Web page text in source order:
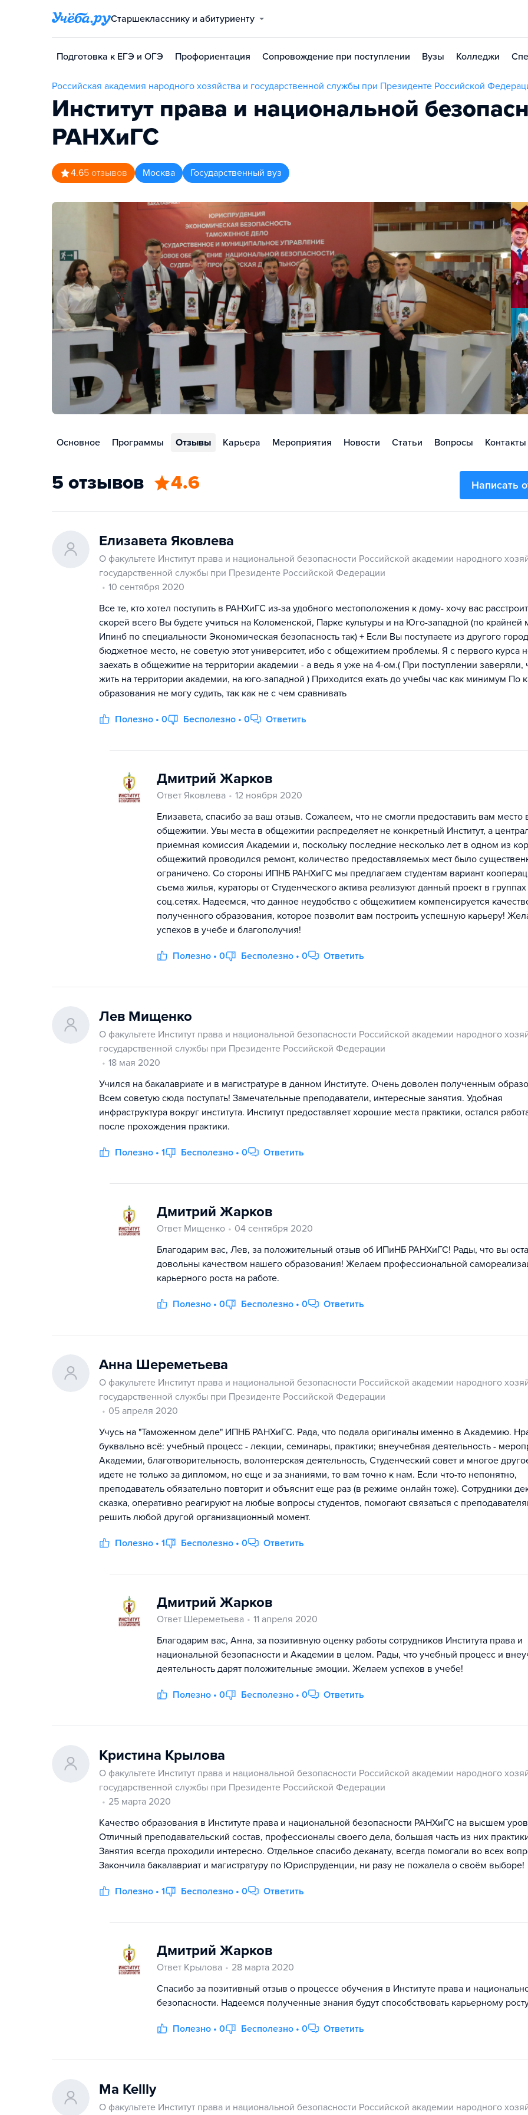
Старшекласснику и абитуриенту
Подготовка к ЕГЭ и ОГЭ Профориентация Сопровождение при поступлении Вузы Колледжи
Российская академия народного хозяйства и государственной службы при Президенте Российской
Институт права и национальной
РАНХиГС
4.65 отзывов Москва Государственный вуз
Основное Программы Отзывы Карьера Мероприятия Новости Статьи Вопросы Контакты
5 отзывов 4.6 Написать
Елизавета Яковлева
О факультете Институт права и национальной безопасности Российской академии народного
государственной службы при Президенте Российской Федерации
10 сентября 2020
Все те, кто хотел поступить в РАНХиГС из-за удобного местоположения к дому- хочу вас
скорей всего Вы будете учиться на Коломенской, Парке культуры и на Юго-западной (по крайней
Ипинб по специальности Экономическая безопасность так) + Если Вы поступаете из другого
бюджетное место, не советую этот университет, ибо с общежитием проблемы. Я с первого курса
заехать в общежитие на территории академии - а ведь я уже на 4-ом.( При поступлении заверяли,
жить на территории академии, на юго-западной ) Приходится ехать до учебы час как минимум По
образования не могу судить, так как не с чем сравнивать
Полезно • 0 Бесполезно • 0 Ответить
Дмитрий Жарков
Ответ Яковлева
12 ноября 2020
Елизавета, спасибо за ваш отзыв. Сожалеем, что не смогли предоставить вам место
общежитии. Увы места в общежитии распределяет не конкретный Институт, а
приемная комиссия Академии и, поскольку последние несколько лет в одном из
общежитий проводился ремонт, количество предоставляемых мест было
ограничено. Со стороны ИПНБ РАНХиГС мы предлагаем студентам вариант
съема жилья, кураторы от Студенческого актива реализуют данный проект в
соц.сетях. Надеемся, что данное неудобство с общежитием компенсируется
полученного образования, которое позволит вам построить успешную карьеру!
успехов в учебе и благополучия!
Полезно • 0 Бесполезно • 0 Ответить
Лев Мищенко
О факультете Институт права и национальной безопасности Российской академии народного
государственной службы при Президенте Российской Федерации
18 мая 2020
Учился на бакалавриате и в магистратуре в данном Институте. Очень доволен полученным
Всем советую сюда поступать! Замечательные преподаватели, интересные занятия. Удобная
инфраструктура вокруг института. Институт предоставляет хорошие места практики, остался
после прохождения практики.
Полезно • 1 Бесполезно • 0 Ответить
Дмитрий Жарков
Ответ Мищенко
04 сентября 2020
Благодарим вас, Лев, за положительный отзыв об ИПиНБ РАНХиГС! Рады, что вы
довольны качеством нашего образования! Желаем профессиональной
карьерного роста на работе.
Полезно • 0 Бесполезно • 0 Ответить
Анна Шереметьева
О факультете Институт права и национальной безопасности Российской академии народного
государственной службы при Президенте Российской Федерации
05 апреля 2020
Учусь на "Таможенном деле" ИПНБ РАНХиГС. Рада, что подала оригиналы именно в Академию.
буквально всё: учебный процесс - лекции, семинары, практики; внеучебная деятельность -
Академии, благотворительность, волонтерская деятельность, Студенческий совет и многое
идете не только за дипломом, но еще и за знаниями, то вам точно к нам. Если что-то непонятно,
преподаватель обязательно повторит и объяснит еще раз (в режиме онлайн тоже). Сотрудники
сказка, оперативно реагируют на любые вопросы студентов, помогают связаться с
решить любой другой организационный момент.
Полезно • 1 Бесполезно • 0 Ответить
Дмитрий Жарков
Ответ Шереметьева
11 апреля 2020
Благодарим вас, Анна, за позитивную оценку работы сотрудников Института права и
национальной безопасности и Академии в целом. Рады, что учебный процесс и
деятельность дарят положительные эмоции. Желаем успехов в учебе!
Полезно • 0 Бесполезно • 0 Ответить
Кристина Крылова
О факультете Институт права и национальной безопасности Российской академии народного
государственной службы при Президенте Российской Федерации
25 марта 2020
Качество образования в Институте права и национальной безопасности РАНХиГС на высшем
Отличный преподавательский состав, профессионалы своего дела, большая часть из них
Занятия всегда проходили интересно. Отдельное спасибо деканату, всегда помогали во всех
Закончила бакалавриат и магистратуру по Юриспруденции, ни разу не пожалела о своём выборе!
Полезно • 1 Бесполезно • 0 Ответить
Дмитрий Жарков
Ответ Крылова
28 марта 2020
Спасибо за позитивный отзыв о процессе обучения в Институте права и
безопасности. Надеемся полученные знания будут способствовать карьерному
Полезно • 0 Бесполезно • 0 Ответить
Ma Kellly
О факультете Институт права и национальной безопасности Российской академии народного